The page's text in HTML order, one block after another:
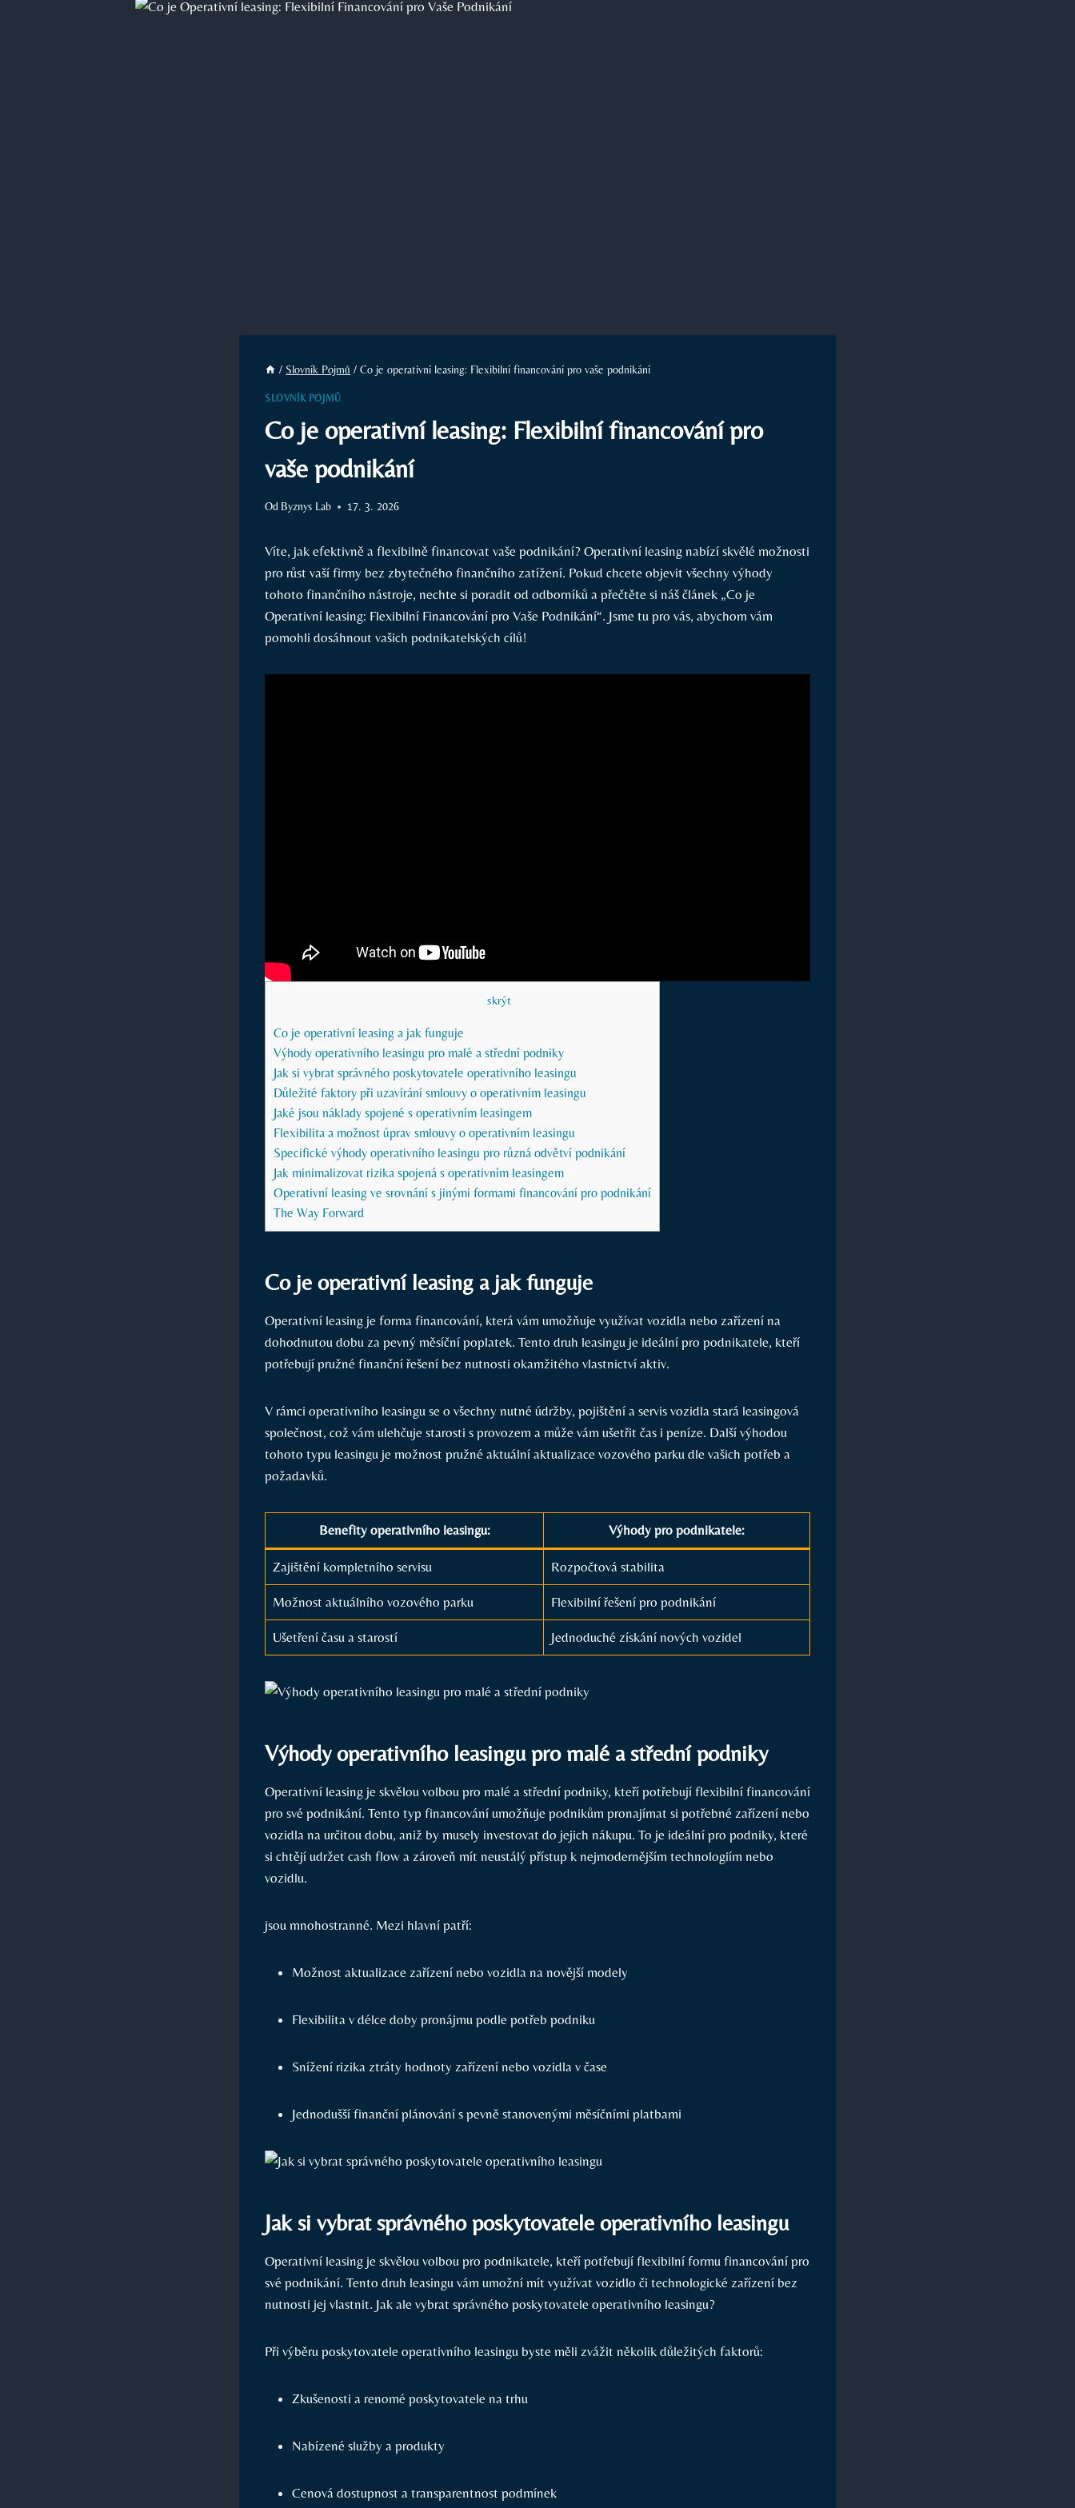
/ Slovník Pojmů / Co je operativní leasing: Flexibilní financování pro vaše podnikání
SLOVNÍK POJMŮ
Co je operativní leasing: Flexibilní financování pro
vaše podnikání
Od Byznys Lab 17. 3. 2026
Víte, jak efektivně a flexibilně financovat vaše podnikání? Operativní leasing nabízí skvělé možnosti
pro růst vaší firmy bez zbytečného finančního zatížení. Pokud chcete objevit všechny výhody
tohoto finančního nástroje, nechte si poradit od odborníků a přečtěte si náš článek „Co je
Operativní leasing: Flexibilní Financování pro Vaše Podnikání“. Jsme tu pro vás, abychom vám
pomohli dosáhnout vašich podnikatelských cílů!
skrýt]
Co je operativní leasing a jak funguje
Výhody operativního leasingu pro malé a střední podniky
Jak si vybrat správného poskytovatele operativního leasingu
Důležité faktory při uzavírání smlouvy o operativním leasingu
Jaké jsou náklady spojené s operativním leasingem
Flexibilita a možnost úprav smlouvy o operativním leasingu
Specifické výhody operativního leasingu pro různá odvětví podnikání
Jak minimalizovat rizika spojená s operativním leasingem
Operativní leasing ve srovnání s jinými formami financování pro podnikání
The Way Forward
Co je operativní leasing a jak funguje
Operativní leasing je forma financování, která vám umožňuje využívat vozidla nebo zařízení na
dohodnutou dobu za pevný měsíční poplatek. Tento druh leasingu je ideální pro podnikatele, kteří
potřebují pružné finanční řešení bez nutnosti okamžitého vlastnictví aktiv.
V rámci operativního leasingu se o všechny nutné údržby, pojištění a servis vozidla stará leasingová
společnost, což vám ulehčuje starosti s provozem a může vám ušetřit čas i peníze. Další výhodou
tohoto typu leasingu je možnost pružné aktuální aktualizace vozového parku dle vašich potřeb a
požadavků.
Benefity operativního leasingu: Výhody pro podnikatele:
Zajištění kompletního servisu Rozpočtová stabilita
Možnost aktuálního vozového parku Flexibilní řešení pro podnikání
Ušetření času a starostí Jednoduché získání nových vozidel
Výhody operativního leasingu pro malé a střední podniky
Operativní leasing je skvělou volbou pro malé a střední podniky, kteří potřebují flexibilní financování
pro své podnikání. Tento typ financování umožňuje podnikům pronajímat si potřebné zařízení nebo
vozidla na určitou dobu, aniž by musely investovat do jejich nákupu. To je ideální pro podniky, které
si chtějí udržet cash flow a zároveň mít neustálý přístup k nejmodernějším technologiím nebo
vozidlu.
jsou mnohostranné. Mezi hlavní patří:
Možnost aktualizace zařízení nebo vozidla na novější modely
Flexibilita v délce doby pronájmu podle potřeb podniku
Snížení rizika ztráty hodnoty zařízení nebo vozidla v čase
Jednodušší finanční plánování s pevně stanovenými měsíčními platbami
Jak si vybrat správného poskytovatele operativního leasingu
Operativní leasing je skvělou volbou pro podnikatele, kteří potřebují flexibilní formu financování pro
své podnikání. Tento druh leasingu vám umožní mít využívat vozidlo či technologické zařízení bez
nutnosti jej vlastnit. Jak ale vybrat správného poskytovatele operativního leasingu?
Při výběru poskytovatele operativního leasingu byste měli zvážit několik důležitých faktorů:
Zkušenosti a renomé poskytovatele na trhu
Nabízené služby a produkty
Cenová dostupnost a transparentnost podmínek